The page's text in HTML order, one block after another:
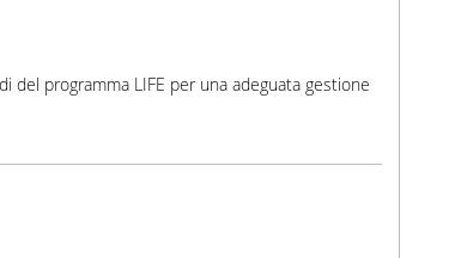
del programma LIFE per una adeguata gestione